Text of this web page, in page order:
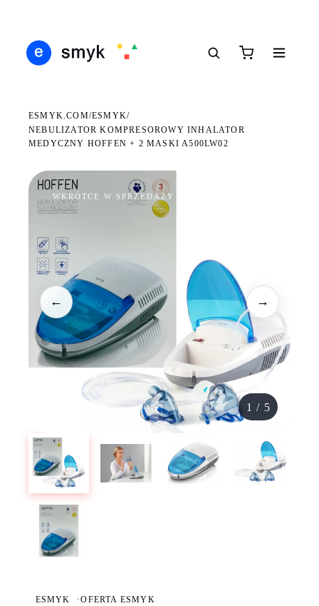
ESMYK.COM/ESMYK/
NEBULIZATOR KOMPRESOROWY INHALATOR
MEDYCZNY HOFFEN + 2 MASKI A500LW02
WKRÓTCE W SPRZEDAŻY
← →
1 / 5
ESMYK ·OFERTA ESMYK